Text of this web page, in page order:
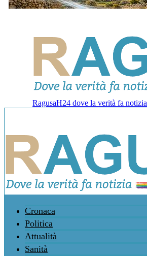
RagusaH24 dove la verità fa notizia
Cronaca
Politica
Attualità
Sanità